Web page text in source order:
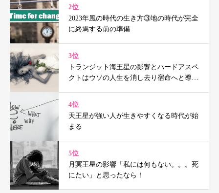
2位
2023年風の時代の生き方③地の時代が完全
に終焉する前の準備
3位
トランジット海王星の影響とハードアスペ
クトはウソの人生を消し去り宿命へと導く
4位
天王星が強い人が生きやすくなる時代が始
まる
5位
月冥王星の影響「私には何もない。。。死
にたい」と思ったなら！